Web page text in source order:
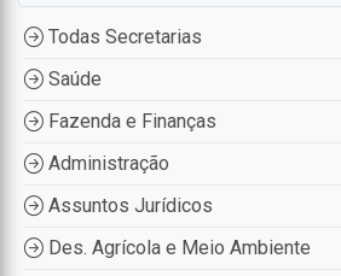
Todas Secretarias
Saúde
Fazenda e Finanças
Administração
Assuntos Jurídicos
Des. Agrícola e Meio Ambiente